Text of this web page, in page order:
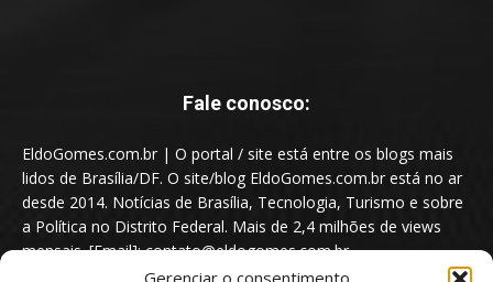
Gerenciar o consentimento
Fale conosco:
EldoGomes.com.br | O portal / site está entre os blogs mais
lidos de Brasília/DF. O site/blog EldoGomes.com.br está no ar
desde 2014. Notícias de Brasília, Tecnologia, Turismo e sobre
a Política no Distrito Federal. Mais de 2,4 milhões de views
mensais. [Email]: contato@eldogomes.com.br